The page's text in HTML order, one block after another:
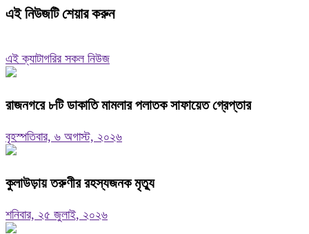
এই নিউজটি শেয়ার করুন
এই ক্যাটাগরির সকল নিউজ
রাজনগরে ৮টি ডাকাতি মামলার পলাতক সাফায়েত গ্রেপ্তার
বৃহস্পতিবার, ৬ অগাস্ট, ২০২৬
কুলাউড়ায় তরুণীর রহস্যজনক মৃত্যু
শনিবার, ২৫ জুলাই, ২০২৬